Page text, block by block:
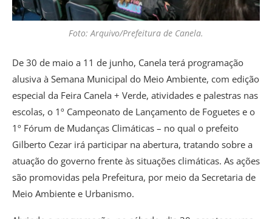
Foto: Arquivo/Prefeitura de Canela.
De 30 de maio a 11 de junho, Canela terá programação
alusiva à Semana Municipal do Meio Ambiente, com edição
especial da Feira Canela + Verde, atividades e palestras nas
escolas, o 1º Campeonato de Lançamento de Foguetes e o
1º Fórum de Mudanças Climáticas – no qual o prefeito
Gilberto Cezar irá participar na abertura, tratando sobre a
atuação do governo frente às situações climáticas. As ações
são promovidas pela Prefeitura, por meio da Secretaria de
Meio Ambiente e Urbanismo.